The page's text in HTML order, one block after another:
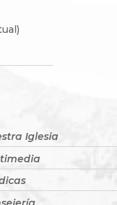
Iglesia